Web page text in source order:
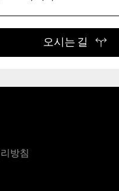
오시는 길
방침